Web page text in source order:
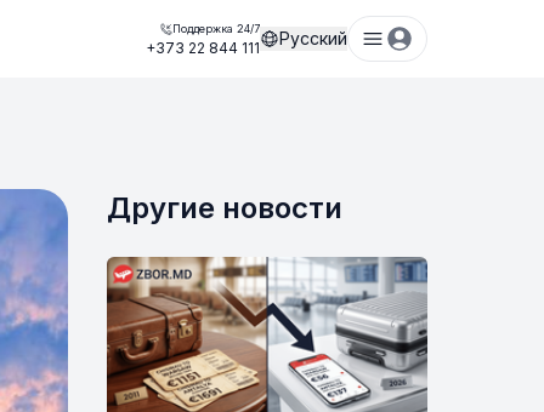
Поддержка 24/7
+373 22 844 111 Русский
Другие новости